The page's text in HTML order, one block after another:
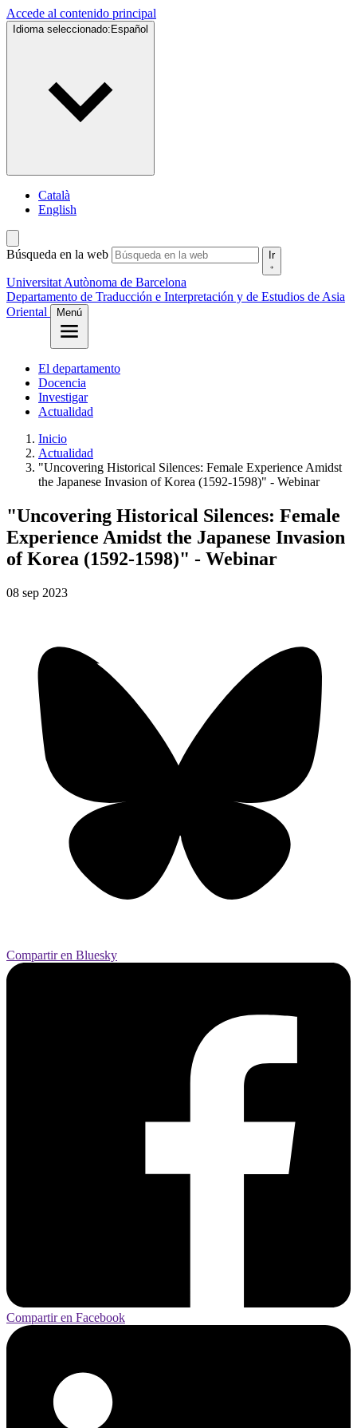
Accede al contenido principal
Idioma seleccionado: Español
Català
English
Búsqueda en la web Ir
Universitat Autònoma de Barcelona
Departamento de Traducción e Interpretación y de Estudios de Asia
Oriental
Menú
El departamento
Docencia
Investigar
Actualidad
Inicio
Actualidad
"Uncovering Historical Silences: Female Experience Amidst
the Japanese Invasion of Korea (1592-1598)" - Webinar
"Uncovering Historical Silences: Female
Experience Amidst the Japanese Invasion
of Korea (1592-1598)" - Webinar
08 sep 2023
Compartir en Bluesky
Compartir en Facebook